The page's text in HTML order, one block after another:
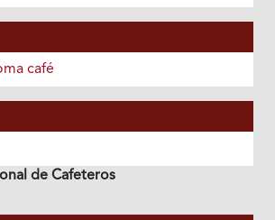
café
de Cafeteros